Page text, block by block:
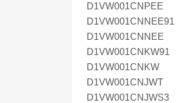
D1VW001CNPEE
D1VW001CNNEE91
D1VW001CNNEE
D1VW001CNKW91
D1VW001CNKW
D1VW001CNJWT
D1VW001CNJWS3